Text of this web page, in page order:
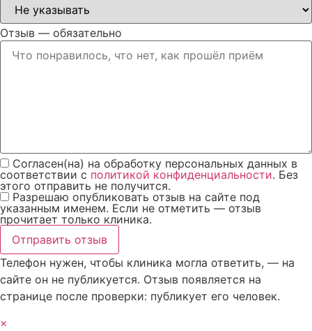
Отзыв — обязательно
Согласен(на) на обработку персональных данных в
соответствии с политикой конфиденциальности. Без
этого отправить не получится.
Разрешаю опубликовать отзыв на сайте под
указанным именем. Если не отметить — отзыв
прочитает только клиника.
Отправить отзыв
Телефон нужен, чтобы клиника могла ответить, — на
сайте он не публикуется. Отзыв появляется на
странице после проверки: публикует его человек.
×